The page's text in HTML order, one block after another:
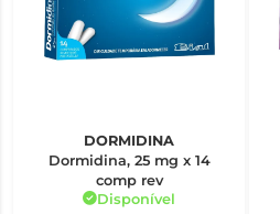
DORMIDINA
Dormidina, 25 mg x 14
comp rev
Disponível